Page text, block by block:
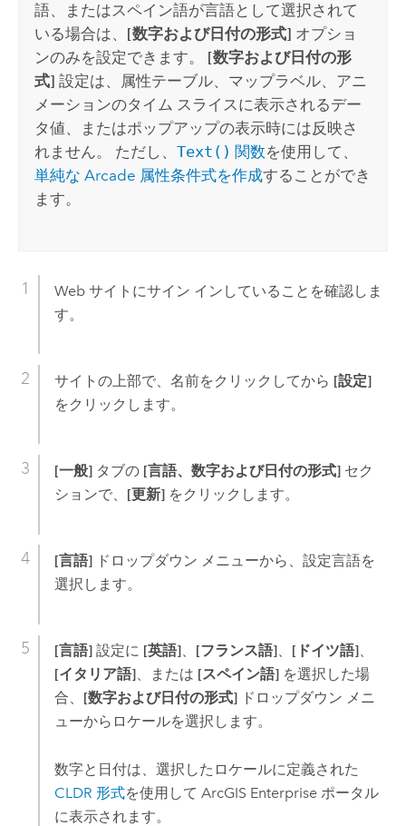
語、またはスペイン語が言語として選択されて
いる場合は、 [数字および日付の形式] オプショ
ンのみを設定できます。 [数字および日付の形
式] 設定は、属性テーブル、マップラベル、アニ
メーションのタイム スライスに表示されるデー
タ値、またはポップアップの表示時には反映さ
れません。 ただし、Text() 関数を使用して、
単純な Arcade 属性条件式を作成することができ
ます。
Web サイトにサイン インしていることを確認しま
す。
サイトの上部で、名前をクリックしてから [設定]
をクリックします。
[一般]タブの [言語、数字および日付の形式]セク
ションで、 [更新]をクリックします。
[言語]ドロップダウン メニューから、設定言語を
選択します。
[言語]設定に [英語]、 [フランス語]、 [ドイツ語]、
[イタリア語]、または [スペイン語]を選択した場
合、 [数字および日付の形式]ドロップダウン メニ
ューからロケールを選択します。
数字と日付は、選択したロケールに定義された
CLDR 形式を使用して ArcGIS Enterpriseポータル
に表示されます。